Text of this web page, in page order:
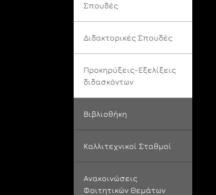
Σπουδές
Διδακτορικές Σπουδές
Προκηρύξεις-Εξελίξεις
διδασκόντων
Βιβλιοθήκη
Καλλιτεχνικοί Σταθμοί
Ανακοινώσεις
Φοιτητικών Θεμάτων